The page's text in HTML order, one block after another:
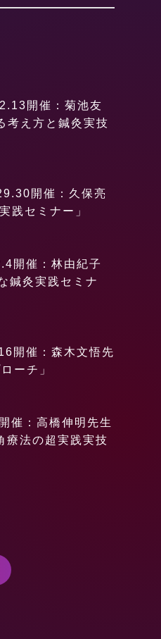
開催：菊池友
考え方と鍼灸実技
開催：久保亮
践セミナー」
開催：林由紀子
鍼灸実践セミナ
開催：森木文悟先
ーチ」
催：高橋伸明先生
療法の超実践実技